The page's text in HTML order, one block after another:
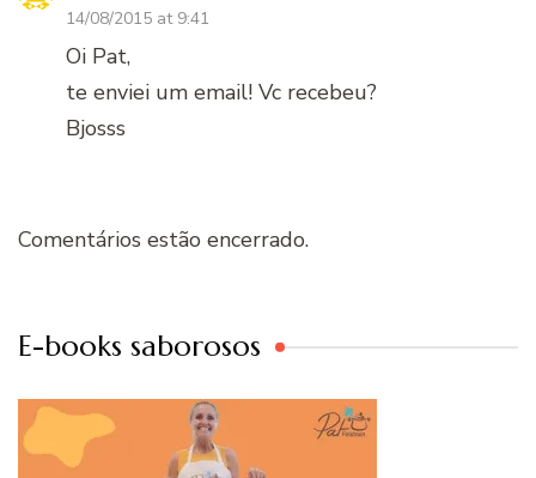
14/08/2015 at 9:41
Oi Pat,
te enviei um email! Vc recebeu?
Bjosss
Comentários estão encerrado.
E-books saborosos